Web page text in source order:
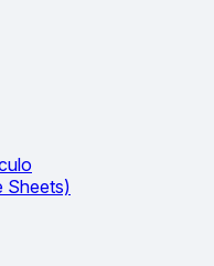
Sheets)